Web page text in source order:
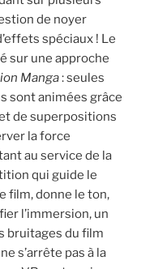
de noyer
spéciaux ! Le
sur une approche
Manga: seules
sont animées grâce
de superpositions
la force
au service de la
qui guide le
film, donne le ton,
l’immersion, un
bruitages du film
s’arrête pas à la